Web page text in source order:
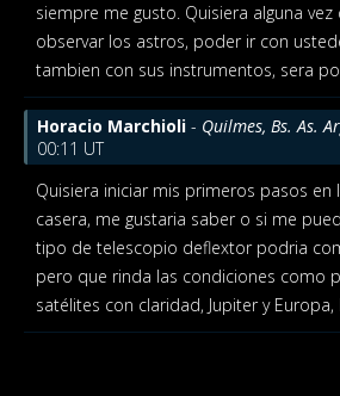
siempre me gusto. Quisiera alguna
observar los astros, poder ir con
tambien con sus instrumentos, sera
Horacio Marchioli - Quilmes, Bs. As.
00:11 UT
Quisiera iniciar mis primeros pasos en
casera, me gustaria saber o si me
tipo de telescopio deflextor podria
pero que rinda las condiciones como
satélites con claridad, Jupiter y Europa,